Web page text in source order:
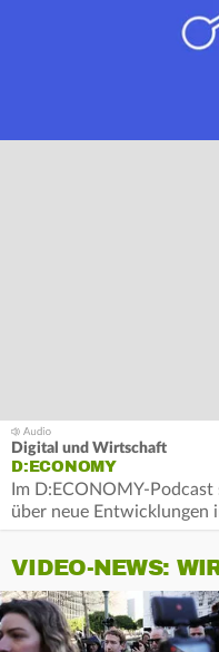
Digital und Wirtschaft
D:ECONOMY
Im D:ECONOMY-
über neue Entwicklungen
VIDEO-NEWS: